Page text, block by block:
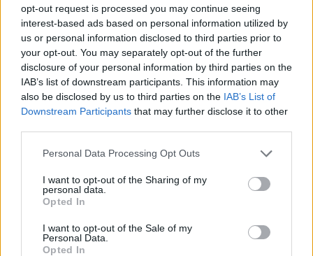
opt-out request is processed you may continue seeing
interest-based ads based on personal information utilized by
us or personal information disclosed to third parties prior to
your opt-out. You may separately opt-out of the further
disclosure of your personal information by third parties on the
IAB’s list of downstream participants. This information may
also be disclosed by us to third parties on the IAB’s List of
Downstream Participants that may further disclose it to other
Please note that this website/app uses one or more Google
not limited to your visit or usage behaviour. You may click to
grant or deny consent to Google and its third-party tags to
use your data for below specified purposes in below Google
consent section.
Personal Data Processing Opt Outs
I want to opt-out of the Sharing of my
personal data.
Opted In
I want to opt-out of the Sale of my
Personal Data.
Opted In
A Soroka kórház közelében
azonban nincsenek izraeli
katonai létesítmények.
Az IDF déli parancsnoki bázisa több mint két
kilométerre található.
Izraelben egy rákos ukrán kislánnyal
és családjával